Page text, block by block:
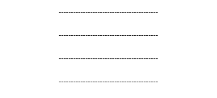
-----------------------------------------
-----------------------------------------
-----------------------------------------
-----------------------------------------